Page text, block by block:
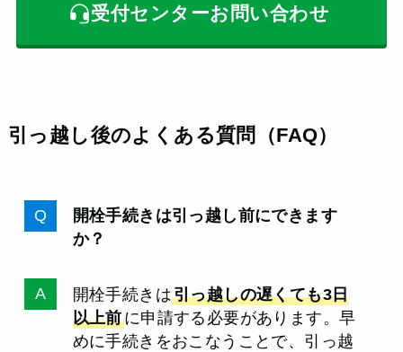
受付センターお問い合わせ
引っ越し後のよくある質問（FAQ）
開栓手続きは引っ越し前にできます
か？
開栓手続きは引っ越しの遅くても3日
以上前に申請する必要があります。早
めに手続きをおこなうことで、引っ越